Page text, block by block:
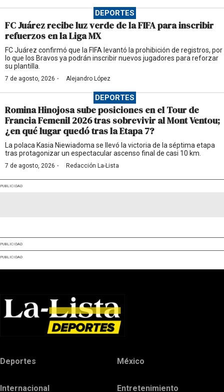
DEPORTES
FC Juárez recibe luz verde de la FIFA para inscribir
refuerzos en la Liga MX
FC Juárez confirmó que la FIFA levantó la prohibición de registros, por
lo que los Bravos ya podrán inscribir nuevos jugadores para reforzar
su plantilla.
7 de agosto, 2026 · Alejandro López
DEPORTES
Romina Hinojosa sube posiciones en el Tour de
Francia Femenil 2026 tras sobrevivir al Mont Ventou;
¿en qué lugar quedó tras la Etapa 7?
La polaca Kasia Niewiadoma se llevó la victoria de la séptima etapa
tras protagonizar un espectacular ascenso final de casi 10 km.
7 de agosto, 2026 · Redacción La-Lista
PUBLICIDAD
PUBLICIDAD
PUBLICIDAD
Deportes México
Internacional Entretenimiento